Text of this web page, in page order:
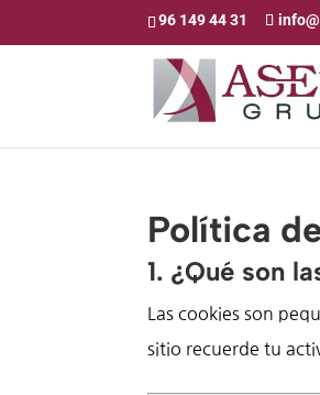
96 149 44 31
Política
1. ¿Qué son
Las cookies son
sitio recuerde tu